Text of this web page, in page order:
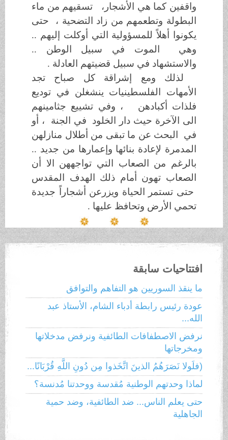
واقفين كما هي الأشجار، تسقيهم من ماء
البطولة وتطعمهم من زاد التضحية ، حتى
يكونوا أهلاً للمسؤولية التي أوكلت إليهم ..
وهي الموت في سبيل الوطن ..
والاستشهاد في سبيل قضيتهم العادلة .
لذلك ومع إشراقة كل صباح تجد
الأمهات الفلسطينيات ينشغلن في توديع
فلذات أكبادهن ، وفي تشييع جثامينهم
الى الآخرة حيث دار الخلود في الجنة ، أو
في البحث عن ما تبقى من أطلال منازلهن
المدمرة لإعادة بنائها وإعمارها من جديد ..
بالرغم من الصعاب التي تواجههن الا أن
الصعاب تهون أمام ذلك الهدف المقدس
حتى تستمر الحياة ويزرعن أشجاراً جديدة
تحمي الأرض وتحافظ عليها .
افتتاحيات سابقة
ما ينقذ السوريين هو التفاهم والتوافق
عودة رئيس رابطة أدباء الشام، الأستاذ عبد
الله...
نرفض الاصطفافات الطائفية ونرفض مدخلاتها
ومخرجاتها
(فلَولا نَصَرَهُمُ الذينَ اتَّخَذوا مِن دُونِ اللَّهِ قُرْبَانًا...
لماذا وحدتهم الوطنية مُقدسة ووحدتنا مُدنسة؟
حتى يعلم الناس... ضد الطائفية، وضد حمية
الجاهلية